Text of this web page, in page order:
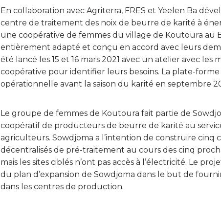
En collaboration avec Agriterra, FRES et Yeelen Ba
centre de traitement des noix de beurre de karité à
une coopérative de femmes du village de Koutoura au
entièrement adapté et conçu en accord avec leurs
été lancé les 15 et 16 mars 2021 avec un atelier avec les
coopérative pour identifier leurs besoins. La plate-forme
opérationnelle avant la saison du karité en septembre
Le groupe de femmes de Koutoura fait partie de
coopératif de producteurs de beurre de karité au
agriculteurs. Sowdjoma a l’intention de construire cinq
décentralisés de pré-traitement au cours des cinq
mais les sites ciblés n’ont pas accès à l’électricité. Le
du plan d’expansion de Sowdjoma dans le but de
dans les centres de production.